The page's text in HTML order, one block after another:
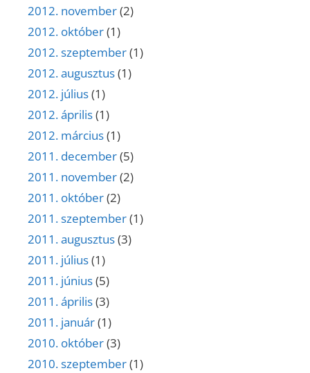
2012. november(2)
2012. október(1)
2012. szeptember(1)
2012. augusztus(1)
2012. július(1)
2012. április(1)
2012. március(1)
2011. december(5)
2011. november(2)
2011. október(2)
2011. szeptember(1)
2011. augusztus(3)
2011. július(1)
2011. június(5)
2011. április(3)
2011. január(1)
2010. október(3)
2010. szeptember(1)